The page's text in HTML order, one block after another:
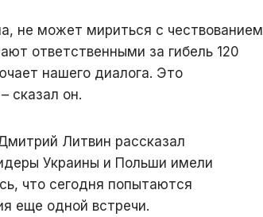
не может мириться с чествованием
ответственными за гибель 120
нашего диалога. Это
сказал он.
Литвин рассказал
Украины и Польши имели
что сегодня попытаются
еще одной встречи.